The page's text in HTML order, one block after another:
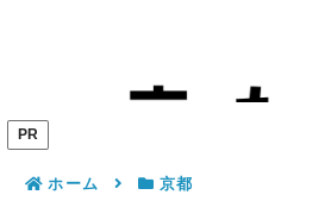
PR
ホーム 京都